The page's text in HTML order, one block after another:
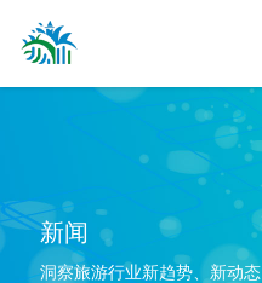
新闻
洞察旅游行业新趋势、新动态